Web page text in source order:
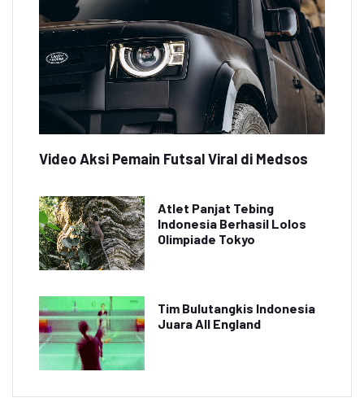
Video Aksi Pemain Futsal Viral di Medsos
Atlet Panjat Tebing
Indonesia Berhasil Lolos
Olimpiade Tokyo
Tim Bulutangkis Indonesia
Juara All England